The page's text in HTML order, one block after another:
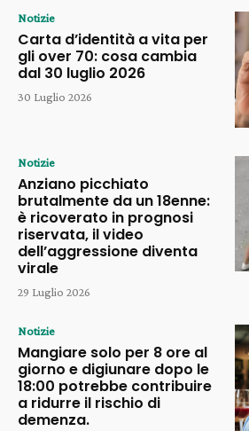
Notizie
Carta d’identità a vita per
gli over 70: cosa cambia
dal 30 luglio 2026
30 Luglio 2026
Notizie
Anziano picchiato
brutalmente da un 18enne:
è ricoverato in prognosi
riservata, il video
dell’aggressione diventa
virale
29 Luglio 2026
Notizie
Mangiare solo per 8 ore al
giorno e digiunare dopo le
18:00 potrebbe contribuire
a ridurre il rischio di
demenza.